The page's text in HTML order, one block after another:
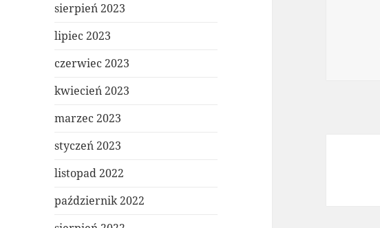
sierpień 2023
lipiec 2023
czerwiec 2023
kwiecień 2023
marzec 2023
styczeń 2023
listopad 2022
październik 2022